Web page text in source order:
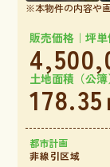
※本物件の内容や
販売価格｜坪
土地面積（公簿
178.35
都市計画
非線引区域